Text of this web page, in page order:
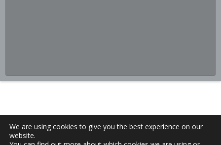
We are using cookies to give you the best experience on our
website.